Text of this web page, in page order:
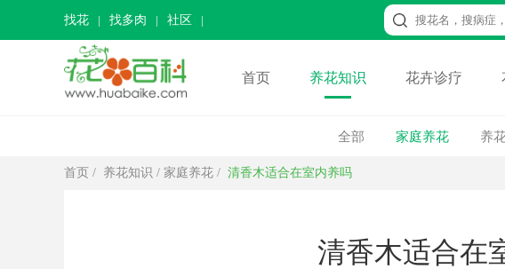
找花 找多肉 社区
首页 养花知识 花卉诊疗
全部 家庭养花 养
首页 / 养花知识 / 家庭养花 / 清香木适合在室内养吗
清香木适合在